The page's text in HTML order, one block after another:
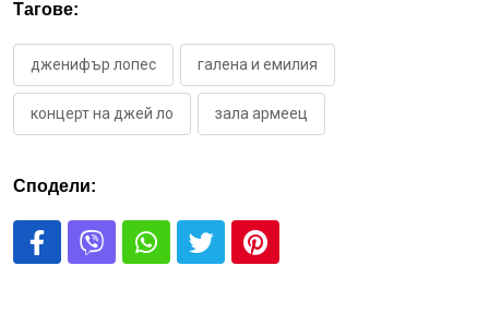
Тагове:
дженифър лопес галена и емилия
концерт на джей ло зала армеец
Сподели: